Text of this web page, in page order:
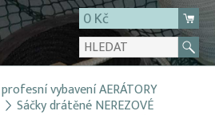
0 Kč
vybavení AERÁTORY
Sáčky drátěné NEREZOVÉ